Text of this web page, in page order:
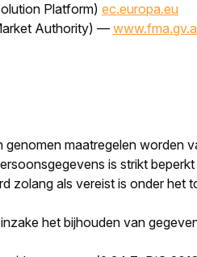
Platform) ec.europa.eu
Authority) —
maatregelen worden
is strikt
zolang als vereist is onder het
het bijhouden van